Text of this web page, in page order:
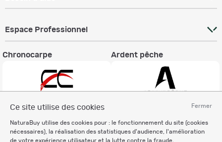
Fermer
Ce site utilise des cookies
NaturaBuy utilise des cookies pour : le fonctionnement du site (cookies
nécessaires), la réalisation des statistiques d'audience, l'amélioration
de votre expérience utilisateur et la lutte contre la fraude.
Espace Professionnel
Chronocarpe Ardent pêche
Informations légales
Charte éthique